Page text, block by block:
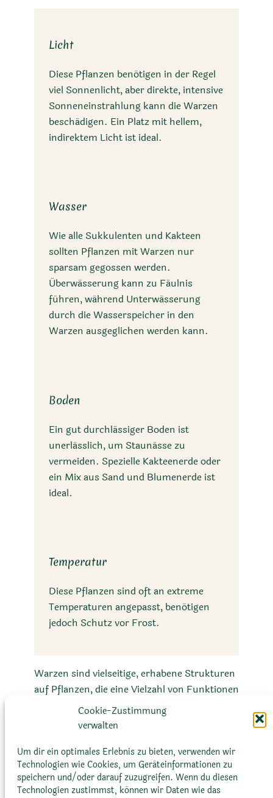
Cookie-Zustimmung
verwalten
Um dir ein optimales Erlebnis zu bieten, verwenden wir
Technologien wie Cookies, um Geräteinformationen zu
speichern und/oder darauf zuzugreifen. Wenn du diesen
Technologien zustimmst, können wir Daten wie das
Licht
Diese Pflanzen benötigen in der Regel
viel Sonnenlicht, aber direkte, intensive
Sonneneinstrahlung kann die Warzen
beschädigen. Ein Platz mit hellem,
indirektem Licht ist ideal.
Wasser
Wie alle Sukkulenten und Kakteen
sollten Pflanzen mit Warzen nur
sparsam gegossen werden.
Überwässerung kann zu Fäulnis
führen, während Unterwässerung
durch die Wasserspeicher in den
Warzen ausgeglichen werden kann.
Boden
Ein gut durchlässiger Boden ist
unerlässlich, um Staunässe zu
vermeiden. Spezielle Kakteenerde oder
ein Mix aus Sand und Blumenerde ist
ideal.
Temperatur
Diese Pflanzen sind oft an extreme
Temperaturen angepasst, benötigen
jedoch Schutz vor Frost.
Warzen sind vielseitige, erhabene Strukturen
auf Pflanzen, die eine Vielzahl von Funktionen
erfüllen. Bei Sukkulenten und Kakteen
spielen sie eine entscheidende Rolle beim
der Speicherung von Wasser und der Abwehr
von Fressfeinden.